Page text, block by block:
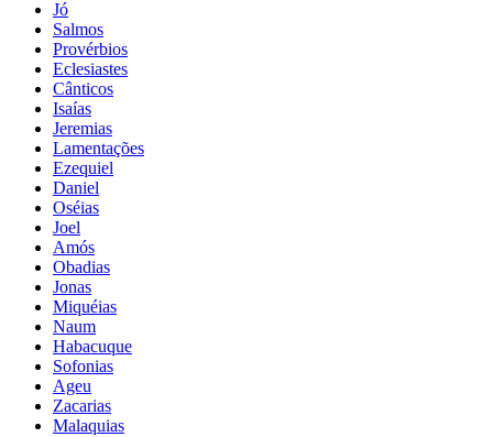
Jó
Salmos
Provérbios
Eclesiastes
Cânticos
Isaías
Jeremias
Lamentações
Ezequiel
Daniel
Oséias
Joel
Amós
Obadias
Jonas
Miquéias
Naum
Habacuque
Sofonias
Ageu
Zacarias
Malaquias